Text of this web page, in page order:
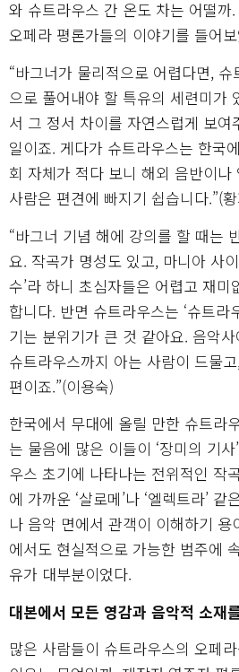
와 슈트라우스 간 온도 차는 어떨까
오페라 평론가들의 이야기를 들어
“바그너가 물리적으로 어렵다면, 슈
으로 풀어내야 할 특유의 세련미가
서 그 정서 차이를 자연스럽게 보여
일이죠. 게다가 슈트라우스는 한국
회 자체가 적다 보니 해외 음반이나
사람은 편견에 빠지기 쉽습니다.”(
“바그너 기념 해에 강의를 할 때는
요. 작곡가 명성도 있고, 마니아 사
수’라 하니 초심자들은 어렵고 재
합니다. 반면 슈트라우스는 ‘슈트라
기는 분위기가 큰 것 같아요. 음악
슈트라우스까지 아는 사람이 드물
편이죠.”(이용숙)
한국에서 무대에 올릴 만한 슈트라
는 물음에 많은 이들이 ‘장미의 기
우스 초기에 나타나는 전위적인 작
에 가까운 ‘살로메’나 ‘엘렉트라’
나 음악 면에서 관객이 이해하기 용
에서도 현실적으로 가능한 범주에
유가 대부분이었다.
대본에서 모든 영감과 음악적 소재
많은 사람들이 슈트라우스의 오페